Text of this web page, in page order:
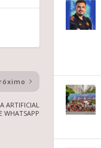
ARTIFICIAL
WHATSAPP